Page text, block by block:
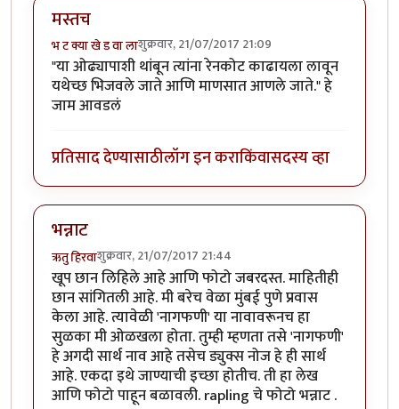
मस्तच
भ ट क्या खे ड वा लाशुक्रवार, 21/07/2017 21:09
"या ओढ्यापाशी थांबून त्यांना रेनकोट काढायला लावून
यथेच्छ भिजवले जाते आणि माणसात आणले जाते." हे
जाम आवडलं
प्रतिसाद देण्यासाठीलॉग इन कराकिंवासदस्य व्हा
भन्नाट
ऋतु हिरवाशुक्रवार, 21/07/2017 21:44
खूप छान लिहिले आहे आणि फोटो जबरदस्त. माहितीही
छान सांगितली आहे. मी बरेच वेळा मुंबई पुणे प्रवास
केला आहे. त्यावेळी 'नागफणी' या नावावरूनच हा
सुळका मी ओळखला होता. तुम्ही म्हणता तसे 'नागफणी'
हे अगदी सार्थ नाव आहे तसेच ड्युक्स नोज हे ही सार्थ
आहे. एकदा इथे जाण्याची इच्छा होतीच. ती हा लेख
आणि फोटो पाहून बळावली. rapling चे फोटो भन्नाट .